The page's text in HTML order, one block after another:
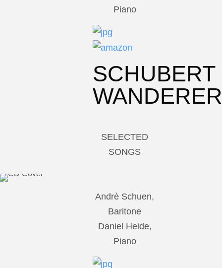
Piano
SCHUBERT
WANDERER
SELECTED
SONGS
Andrè Schuen,
Baritone
Daniel Heide,
Piano